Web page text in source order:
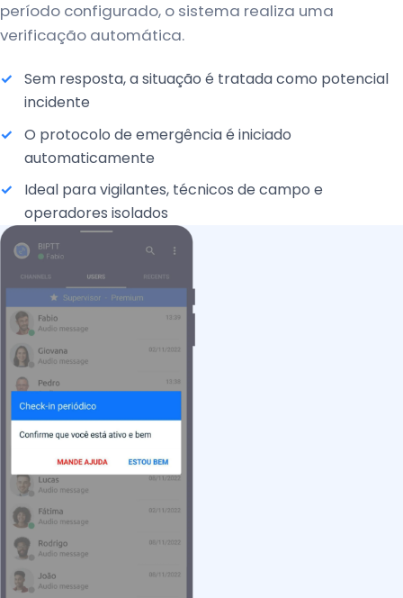
período configurado, o sistema realiza uma
verificação automática.
Sem resposta, a situação é tratada como potencial
incidente
O protocolo de emergência é iniciado
automaticamente
Ideal para vigilantes, técnicos de campo e
operadores isolados